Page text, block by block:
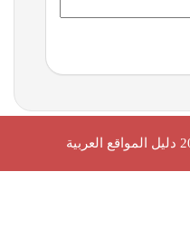
دليل المواقع العربية